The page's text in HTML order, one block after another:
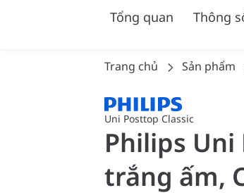
Tổng quan Thông
Trang chủ Sản phẩm
Uni Posttop Classic
Philips Uni
trắng ấm,